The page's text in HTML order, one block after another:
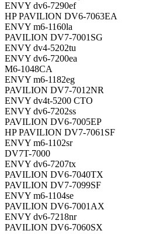
ENVY dv6-7290ef
HP PAVILION DV6-7063EA
ENVY m6-1160la
PAVILION DV7-7001SG
ENVY dv4-5202tu
ENVY dv6-7200ea
M6-1048CA
ENVY m6-1182eg
PAVILION DV7-7012NR
ENVY dv4t-5200 CTO
ENVY dv6-7202ss
PAVILION DV6-7005EP
HP PAVILION DV7-7061SF
ENVY m6-1102sr
DV7T-7000
ENVY dv6-7207tx
PAVILION DV6-7040TX
PAVILION DV7-7099SF
ENVY m6-1104se
PAVILION DV6-7001AX
ENVY dv6-7218nr
PAVILION DV6-7060SX